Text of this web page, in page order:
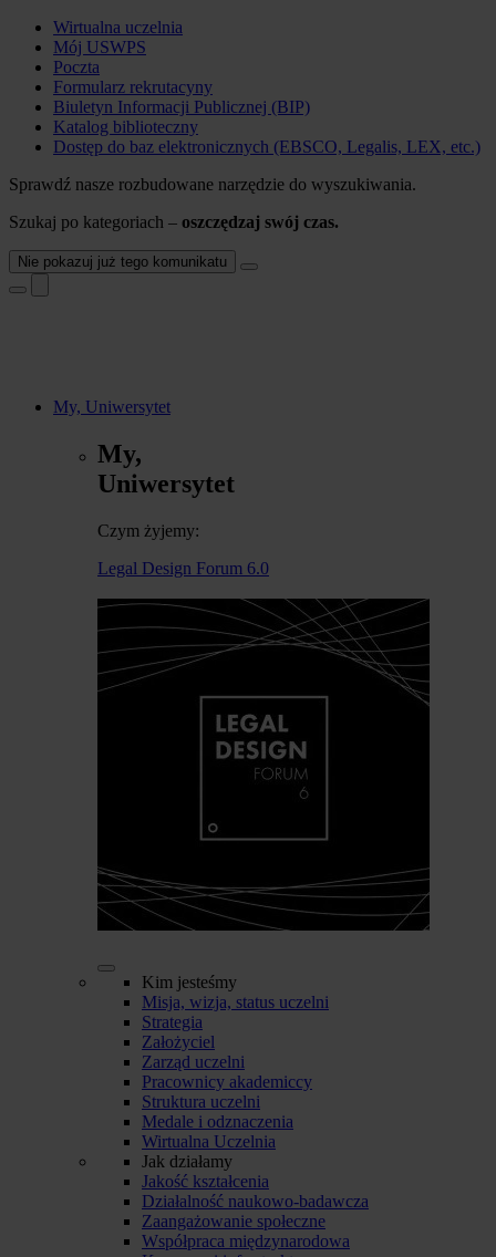
Wirtualna uczelnia
Mój USWPS
Poczta
Formularz rekrutacyny
Biuletyn Informacji Publicznej (BIP)
Katalog biblioteczny
Dostęp do baz elektronicznych (EBSCO, Legalis, LEX, etc.)
Sprawdź nasze rozbudowane narzędzie do wyszukiwania.
Szukaj po kategoriach – oszczędzaj swój czas.
Nie pokazuj już tego komunikatu
My, Uniwersytet
My,
Uniwersytet
Czym żyjemy:
Legal Design Forum 6.0
Kim jesteśmy
Misja, wizja, status uczelni
Strategia
Założyciel
Zarząd uczelni
Pracownicy akademiccy
Struktura uczelni
Medale i odznaczenia
Wirtualna Uczelnia
Jak działamy
Jakość kształcenia
Działalność naukowo-badawcza
Zaangażowanie społeczne
Współpraca międzynarodowa